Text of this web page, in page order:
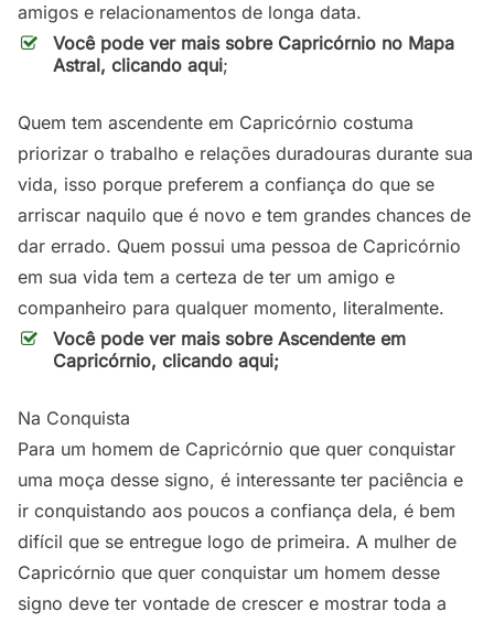
amigos e relacionamentos de longa data.
Você pode ver mais sobre Capricórnio no Mapa
Astral, clicando aqui;
Quem tem ascendente em Capricórnio costuma
priorizar o trabalho e relações duradouras durante sua
vida, isso porque preferem a confiança do que se
arriscar naquilo que é novo e tem grandes chances de
dar errado. Quem possui uma pessoa de Capricórnio
em sua vida tem a certeza de ter um amigo e
companheiro para qualquer momento, literalmente.
Você pode ver mais sobre Ascendente em
Capricórnio, clicando aqui;
Na Conquista
Para um homem de Capricórnio que quer conquistar
uma moça desse signo, é interessante ter paciência e
ir conquistando aos poucos a confiança dela, é bem
difícil que se entregue logo de primeira. A mulher de
Capricórnio que quer conquistar um homem desse
signo deve ter vontade de crescer e mostrar toda a